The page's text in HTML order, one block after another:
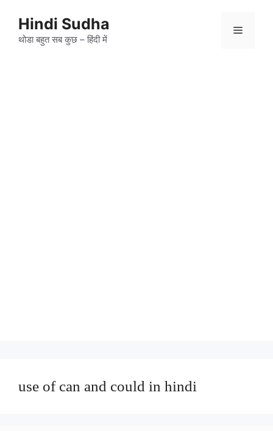
contentHindi Sudha
थोडा बहुत सब कुछ – हिंदी में
Menu
use of can and could in hindi